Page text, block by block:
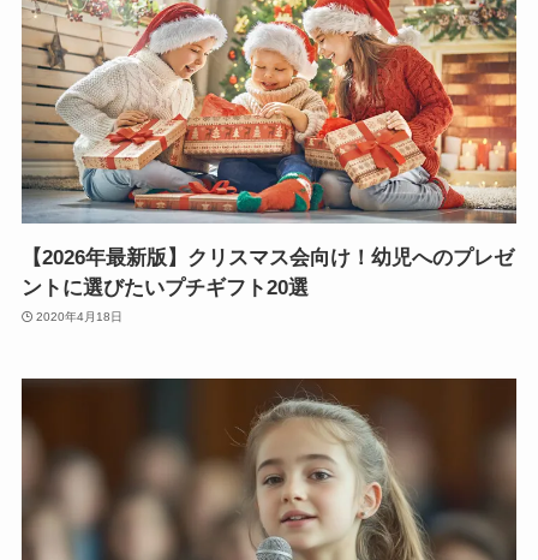
【2026年最新版】クリスマス会向け！幼児へのプレゼ
ントに選びたいプチギフト20選
2020年4月18日